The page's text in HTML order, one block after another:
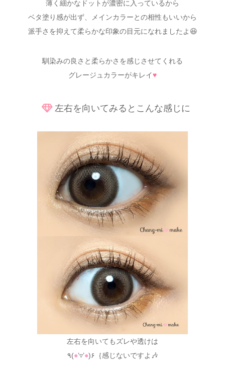
薄く細かなドットが濃密に入っているから
ベタ塗り感が出ず、メインカラーとの相性もいいから
派手さを抑えて柔らかな印象の目元になれましたよ😆
馴染みの良さと柔らかさを感じさせてくれる
グレージュカラーがキレイ♥
左右を向いてみるとこんな感じに
左右を向いてもズレや透けは
٩(●’▿’●)۶｛感じないですよ🎶